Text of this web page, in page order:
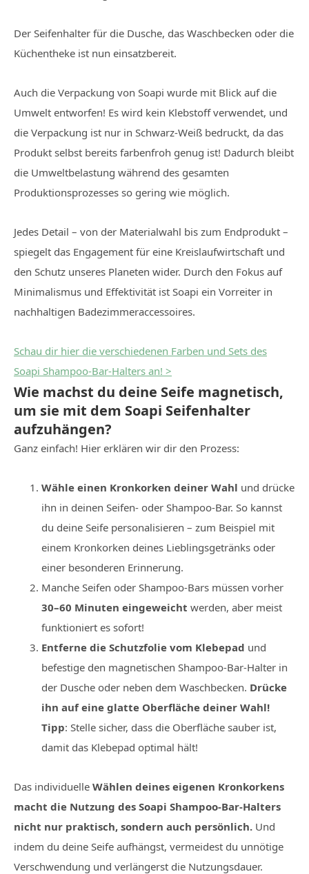
Der Seifenhalter für die Dusche, das Waschbecken oder die
Küchentheke ist nun einsatzbereit.
Auch die Verpackung von Soapi wurde mit Blick auf die
Umwelt entworfen! Es wird kein Klebstoff verwendet, und
die Verpackung ist nur in Schwarz-Weiß bedruckt, da das
Produkt selbst bereits farbenfroh genug ist! Dadurch bleibt
die Umweltbelastung während des gesamten
Produktionsprozesses so gering wie möglich.
Jedes Detail – von der Materialwahl bis zum Endprodukt –
spiegelt das Engagement für eine Kreislaufwirtschaft und
den Schutz unseres Planeten wider. Durch den Fokus auf
Minimalismus und Effektivität ist Soapi ein Vorreiter in
nachhaltigen Badezimmeraccessoires.
Schau dir hier die verschiedenen Farben und Sets des
Soapi Shampoo-Bar-Halters an! >
Wie machst du deine Seife magnetisch,
um sie mit dem Soapi Seifenhalter
aufzuhängen?
Ganz einfach! Hier erklären wir dir den Prozess:
Wähle einen Kronkorken deiner Wahl und drücke
ihn in deinen Seifen- oder Shampoo-Bar. So kannst
du deine Seife personalisieren – zum Beispiel mit
einem Kronkorken deines Lieblingsgetränks oder
einer besonderen Erinnerung.
Manche Seifen oder Shampoo-Bars müssen vorher
30–60 Minuten eingeweicht werden, aber meist
funktioniert es sofort!
Entferne die Schutzfolie vom Klebepad und
befestige den magnetischen Shampoo-Bar-Halter in
der Dusche oder neben dem Waschbecken. Drücke
ihn auf eine glatte Oberfläche deiner Wahl!
Tipp: Stelle sicher, dass die Oberfläche sauber ist,
damit das Klebepad optimal hält!
Das individuelle Wählen deines eigenen Kronkorkens
macht die Nutzung des Soapi Shampoo-Bar-Halters
nicht nur praktisch, sondern auch persönlich. Und
indem du deine Seife aufhängst, vermeidest du unnötige
Verschwendung und verlängerst die Nutzungsdauer.